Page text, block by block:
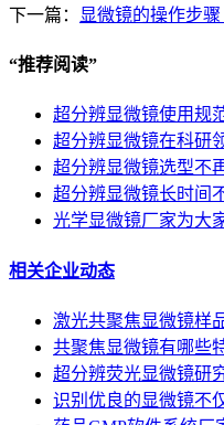
下一篇： 显微镜的操作步
“推荐阅读”
超分辨显微镜使用规
超分辨显微镜在科研
超分辨显微镜选型不
超分辨显微镜长时间
光学显微镜厂家为大
相关企业动态
激光共聚焦显微镜样
共聚焦显微镜有哪些
超分辨荧光显微镜研
识别优良的显微镜不